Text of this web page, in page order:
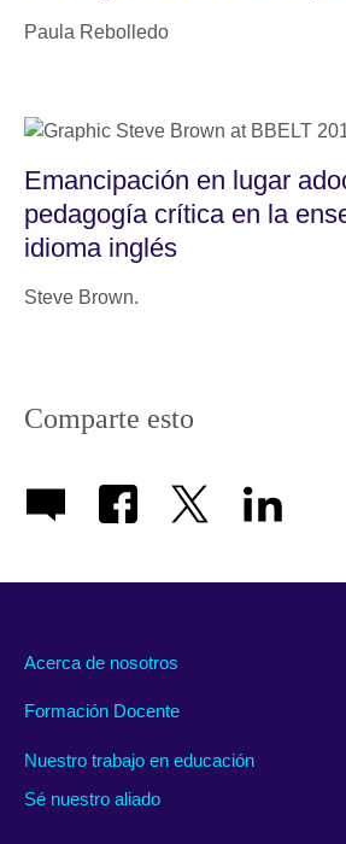
Paula Rebolledo
Emancipación en lugar
pedagogía crítica en la
idioma inglés
Steve Brown.
Comparte esto
Acerca de nosotros
Formación Docente
Nuestro trabajo en educación
Sé nuestro aliado